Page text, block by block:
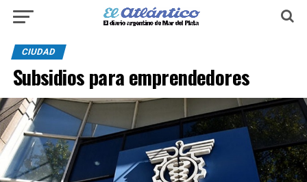
CIUDAD
Subsidios para emprendedores